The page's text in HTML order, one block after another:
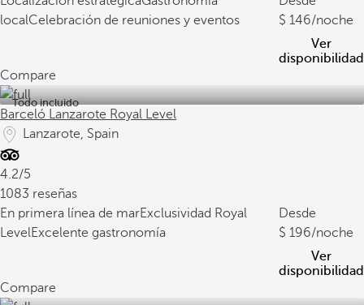
localCelebración de reuniones y eventos
146/noche
Ver
disponibilidad
Compare
Todo incluido
Barceló Lanzarote Royal Level
Lanzarote, Spain
4.2/5
1083 reseñas
En primera línea de marExclusividad Royal
LevelExcelente gastronomía
Desde
196/noche
Ver
disponibilidad
Compare